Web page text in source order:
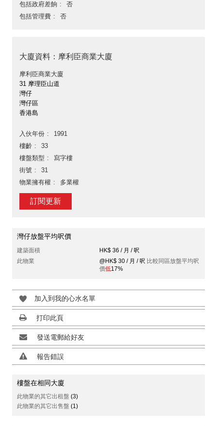
包括政府差餉
否
包括管理費
否
大廈資料：摩利臣商業大廈
摩利臣商業大廈
31 摩理臣山道
灣仔
灣仔區
香港島
入伙年份
1991
樓齡
33
樓盤類型
寫字樓
街號
31
物業擁有權
多業權
訂閱更新
灣仔放盤平均呎價
建築面積
HK$ 36 / 月 / 呎
此物業
@HK$ 30 / 月 / 呎 比較同區放盤平均呎
價低17%
加入到我的心水名單
打印此頁
發送電郵給好友
報告錯誤
樓盤在相同大廈
此物業的其它出租盤 (3)
此物業的其它出售盤 (1)